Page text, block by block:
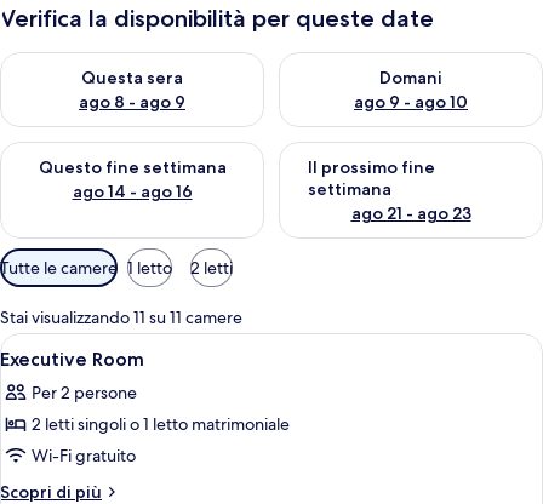
Verifica la disponibilità per queste date
Questa sera
ago 8 - ago 9
Verifica la disponibilità per questa sera, ago 8 - ago 9
Domani
ago 9 - ago 10
Verifica la disponibilità per
Questo fine settimana
ago 14 - ago 16
Verifica la disponibilità per questo fine settimana, ago 14 -
Il prossimo fine
settimana
ago 21 - ago 23
Verifica la disponibilità per il
Filtri
disponibili
per
le
camere
Tutte le camere 1 letto 2 letti
Stai visualizzando 11 su 11 camere
Apri
tutte
le
foto
per
Executive
Una cassaforte in camera, una
6
Executive Room
Per 2 persone
2 letti singoli o 1 letto matrimoniale
Wi-Fi gratuito
Scopri di più
Altri